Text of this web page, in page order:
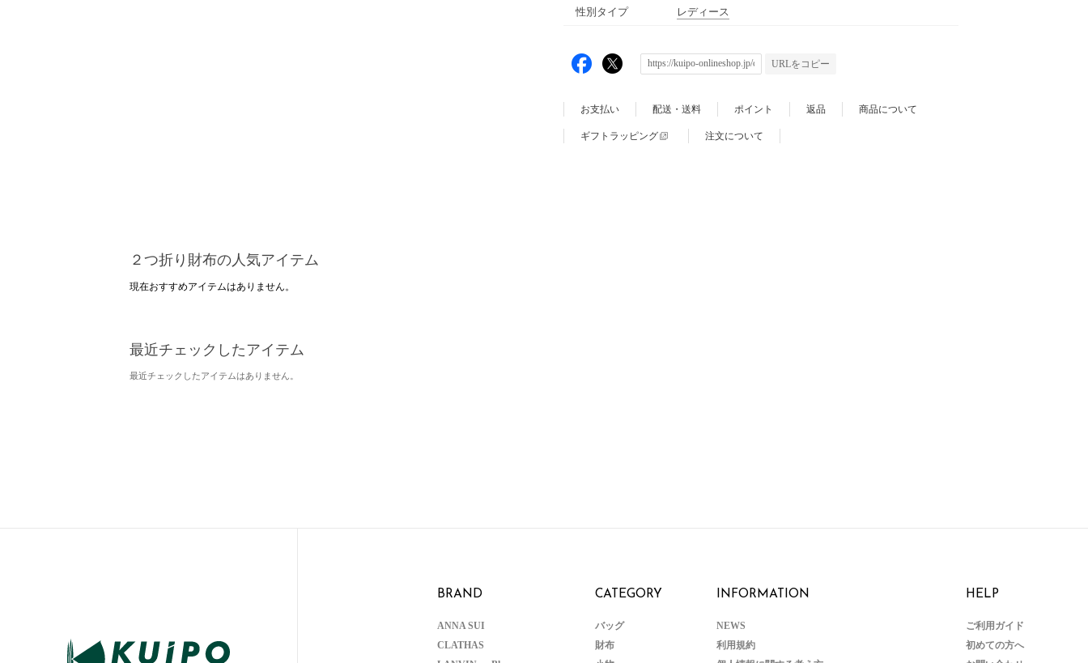
性別タイプ レディース
URLをコピー
お支払い 配送・送料 ポイント 返品 商品について
ギフトラッピング 注文について
２つ折り財布の人気アイテム
現在おすすめアイテムはありません。
最近チェックしたアイテム
最近チェックしたアイテムはありません。
BRAND
ANNA SUI
CLATHAS
CATEGORY
バッグ
財布
INFORMATION
NEWS
利用規約
HELP
ご利用ガイド
初めての方へ